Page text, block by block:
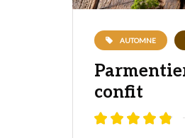
AUTOMNE
confit